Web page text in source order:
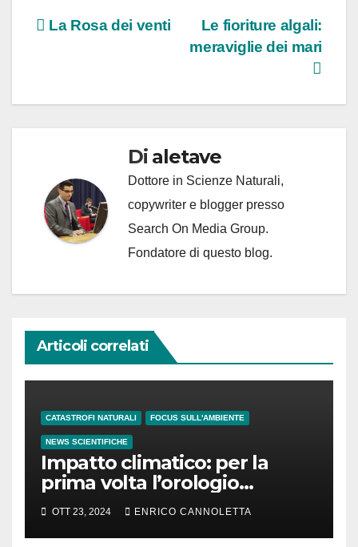
Navigazione
Le fioriture algali:
meraviglie dei mari
La Rosa dei venti
Di aletave
Dottore in Scienze Naturali,
copywriter e blogger presso
Search On Media Group.
Fondatore di questo blog.
Articoli correlati
CATASTROFI NATURALI FOCUS SULL'AMBIENTE
NEWS SCIENTIFICHE
Impatto climatico: per la
prima volta l’orologio
standard potrebbe essere
ritardato di 1″
OTT 23, 2024 ENRICO CANNOLETTA